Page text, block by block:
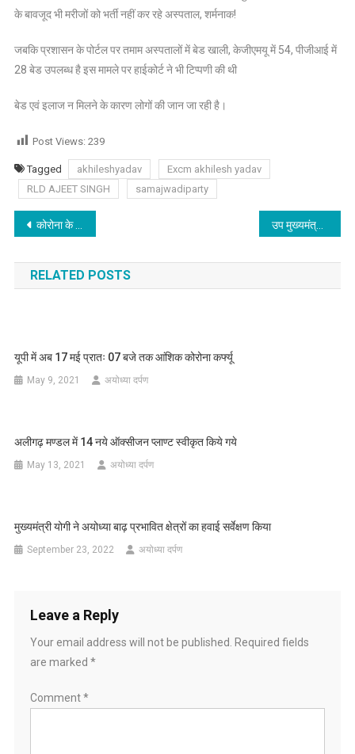
के बावजूद भी मरीजों को भर्ती नहीं कर रहे अस्पताल, शर्मनाक!
जबकि प्रशासन के पोर्टल पर तमाम अस्पतालों में बेड खाली, केजीएमयू में 54, पीजीआई में
28 बेड उपलब्ध है इस मामले पर हाईकोर्ट ने भी टिप्पणी की थी
बेड एवं इलाज न मिलने के कारण लोगों की जान जा रही है।
Post Views: 239
Tagged akhileshyadav
Excm akhilesh yadav
RLD AJEET SINGH
samajwadiparty
Post
navigation
कोरोना के विरुद्ध प्रभावी लड़ाई में चिकित्सकों और विशेषज्ञों का योगदान सराहनीय-मुख्यमंत्री
RELATED POSTS
यूपी में अब 17 मई प्रातः 07 बजे तक आंशिक कोरोना कर्फ्यू
May 9, 2021 अयोध्या दर्पण
अलीगढ़ मण्डल में 14 नये ऑक्सीजन प्लाण्ट स्वीकृत किये गये
May 13, 2021 अयोध्या दर्पण
मुख्यमंत्री योगी ने अयोध्या बाढ़ प्रभावित क्षेत्रों का हवाई सर्वेक्षण किया
September 23, 2022 अयोध्या दर्पण
Leave a Reply
Your email address will not be published.
Required fields
are marked *
Comment*